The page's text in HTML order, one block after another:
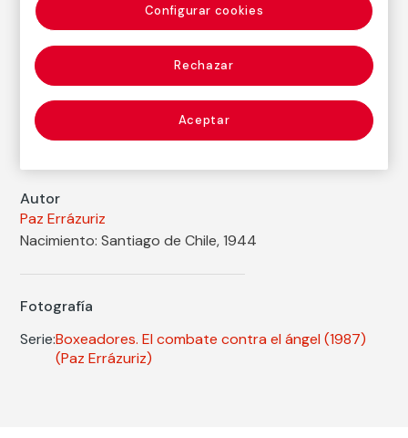
Inventario
FM002632
Fecha
1987/
Inscripción/Leyenda
Firmado en el ángulo inferior derecho
Autor
Paz Errázuriz
Nacimiento: Santiago de Chile, 1944
Fotografía
Serie:Boxeadores. El combate contra el ángel (1987)
(Paz Errázuriz)
Rechazar
Aceptar
Configurar cookies